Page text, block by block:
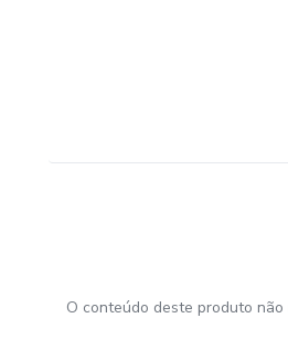
O conteúdo deste produto